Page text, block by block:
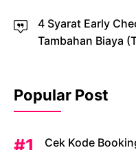
4 Syarat Early
Tambahan Biaya
Popular Post
Cek Kode